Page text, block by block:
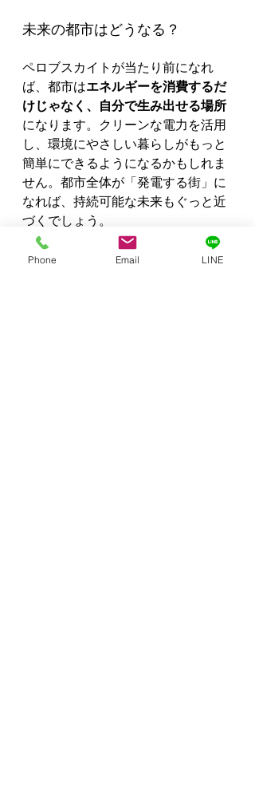
未来の都市はどうなる？
ペロブスカイトが当たり前になれ
ば、都市はエネルギーを消費するだ
けじゃなく、自分で生み出せる場所
になります。クリーンな電力を活用
し、環境にやさしい暮らしがもっと
簡単にできるようになるかもしれま
せん。都市全体が「発電する街」に
なれば、持続可能な未来もぐっと近
づくでしょう。
こんな未来、ちょっとワクワクしま
せんか？
Phone Email LINE